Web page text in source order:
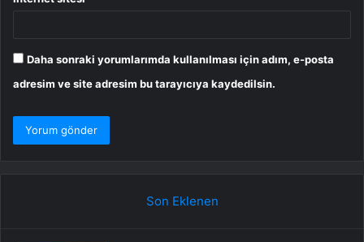
Daha sonraki yorumlarımda kullanılması için adım, e-posta
adresim ve site adresim bu tarayıcıya kaydedilsin.
Son Eklenen